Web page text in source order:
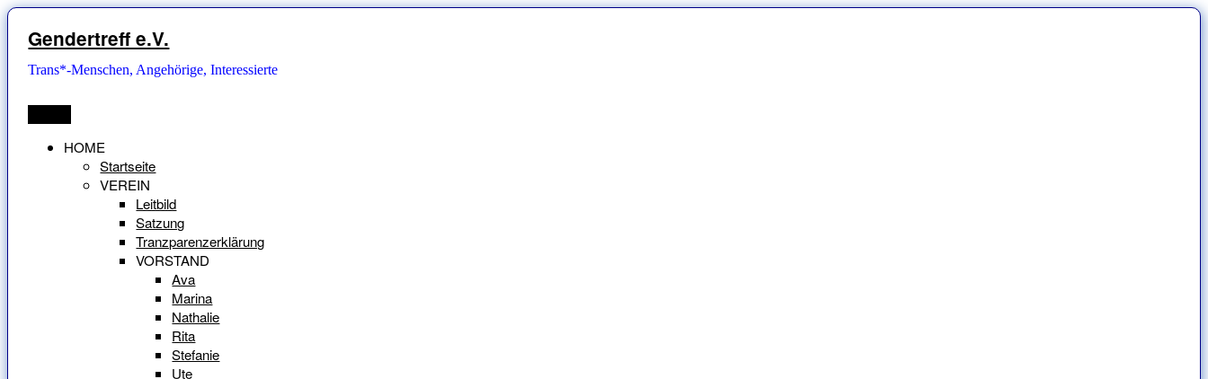
Zum
Inhalt
springen
Gendertreff e.V.
Trans*-Menschen, Angehörige, Interessierte
HOME
Startseite
VEREIN
Leitbild
Satzung
Tranzparenzerklärung
VORSTAND
Ava
Marina
Nathalie
Rita
Stefanie
Ute